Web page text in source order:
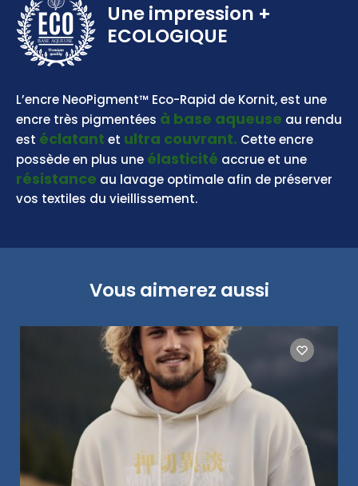
BASE AQUEUSE
Une impression +
ECOLOGIQUE
L’encre NeoPigment™ Eco-Rapid de Kornit, est une
encre très pigmentées à base aqueuse au rendu
est éclatant et ultra couvrant. Cette encre
possède en plus une élasticité accrue et une
résistance au lavage optimale afin de préserver
vos textiles du vieillissement.
Vous aimerez aussi